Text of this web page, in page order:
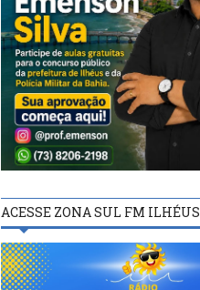
ACESSE ZONA SUL FM ILHÉUS